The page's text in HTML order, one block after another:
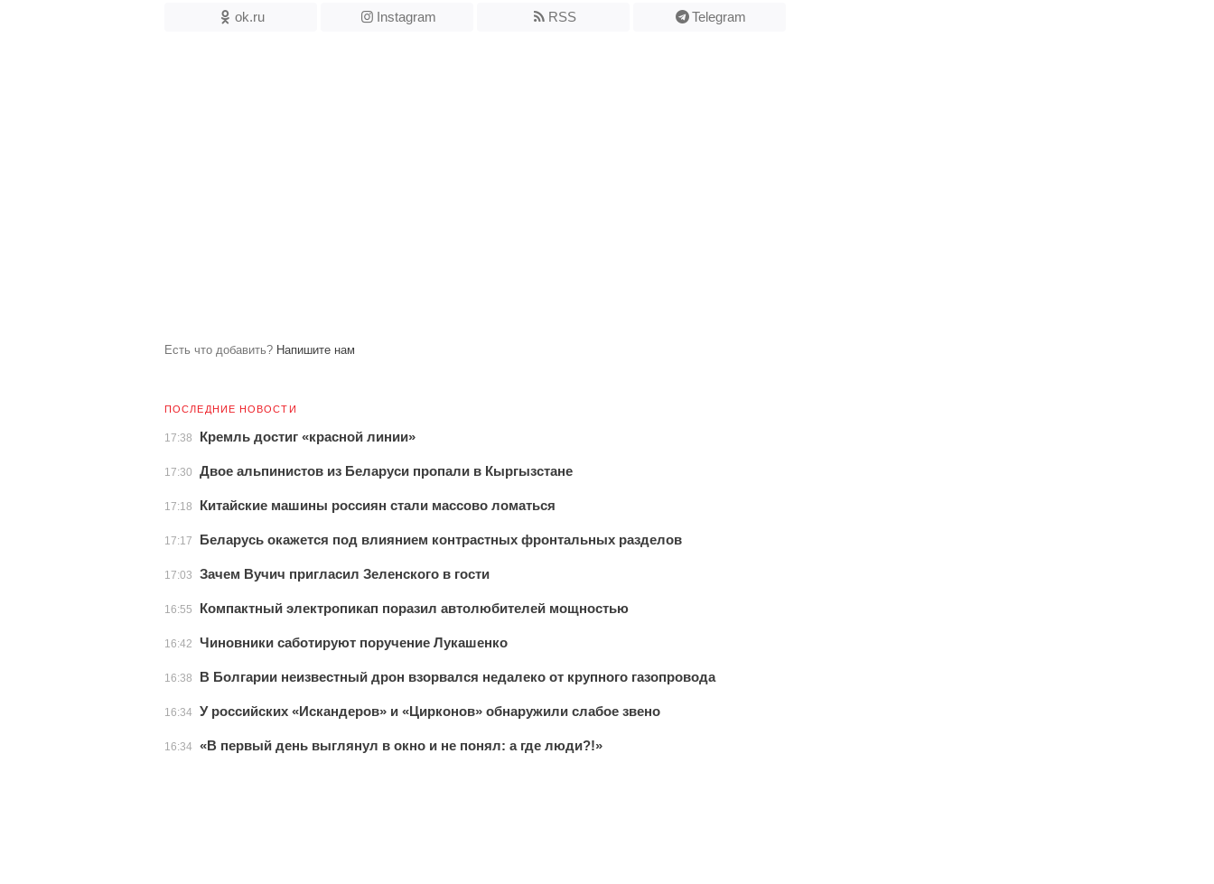
ok.ru Instagram RSS Telegram
Есть что добавить? Напишите нам
ПОСЛЕДНИЕ НОВОСТИ
17:38 Кремль достиг «красной линии»
17:30 Двое альпинистов из Беларуси пропали в Кыргызстане
17:18 Китайские машины россиян стали массово ломаться
17:17 Беларусь окажется под влиянием контрастных фронтальных разделов
17:03 Зачем Вучич пригласил Зеленского в гости
16:55 Компактный электропикап поразил автолюбителей мощностью
16:42 Чиновники саботируют поручение Лукашенко
16:38 В Болгарии неизвестный дрон взорвался недалеко от крупного газопровода
16:34 У российских «Искандеров» и «Цирконов» обнаружили слабое звено
16:34 «В первый день выглянул в окно и не понял: а где люди?!»